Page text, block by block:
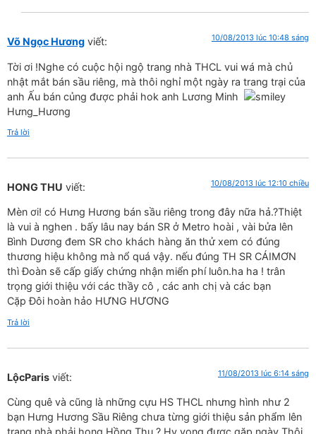
Võ Ngọc Hương viết: 10/08/2013 lúc 10:48 sáng
Tời ơi !Nghe có cuộc hội ngộ trang nhà THCL vui wá mà chủ
nhật mắt bán sầu riêng, mà thôi nghỉ một ngày ra trang trại của
anh Ấu bán củng được phải hok anh Lương Minh
Hưng_Hương
Trả lời
HONG THU viết: 10/08/2013 lúc 12:10 chiều
Mèn ơi! có Hưng Hương bán sầu riêng trong đây nữa hả.?Thiệt
là vui à nghen . bấy lâu nay bán SR ở Metro hoài , vài bửa lên
Bình Dương đem SR cho khách hàng ăn thử xem có đúng
thương hiệu không mà nổ quá vậy. nếu đúng TH SR CÁIMƠN
thì Đoàn sẽ cấp giấy chứng nhận miển phí luôn.ha ha ! trân
trọng giới thiệu với các thầy cô , các anh chị và các bạn
Cặp Đôi hoàn hảo HƯNG HƯƠNG
Trả lời
LộcParis viết: 11/08/2013 lúc 6:14 sáng
Cùng quê và cũng là những cựu HS THCL nhưng hình như 2
bạn Hưng Hương Sầu Riêng chưa từng giới thiệu sản phẩm lên